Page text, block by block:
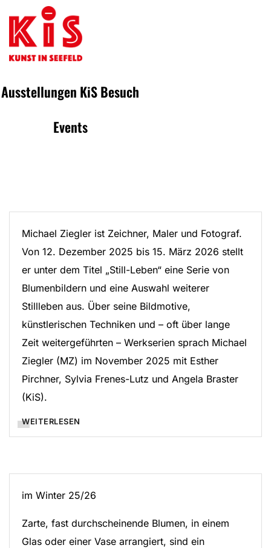
Ausstellungen KiSBesuch
Events
Michael Ziegler ist Zeichner, Maler und Fotograf.
Von 12. Dezember 2025 bis 15. März 2026 stellt
er unter dem Titel „Still-Leben“ eine Serie von
Blumenbildern und eine Auswahl weiterer
Stillleben aus. Über seine Bildmotive,
künstlerischen Techniken und – oft über lange
Zeit weitergeführten – Werkserien sprach Michael
Ziegler (MZ) im November 2025 mit Esther
Pirchner, Sylvia Frenes-Lutz und Angela Braster
(KiS).
WEITERLESEN
im Winter 25/26
Zarte, fast durchscheinende Blumen, in einem
Glas oder einer Vase arrangiert, sind ein